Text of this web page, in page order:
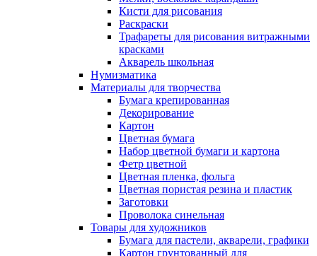
Кисти для рисования
Раскраски
Трафареты для рисования витражными
красками
Акварель школьная
Нумизматика
Материалы для творчества
Бумага крепированная
Декорирование
Картон
Цветная бумага
Набор цветной бумаги и картона
Фетр цветной
Цветная пленка, фольга
Цветная пористая резина и пластик
Заготовки
Проволока синельная
Товары для художников
Бумага для пастели, акварели, графики
Картон грунтованный для